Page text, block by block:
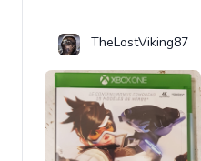
TheLostViking87